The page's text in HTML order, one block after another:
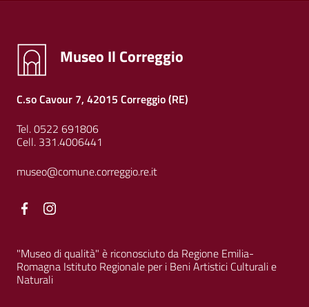
Museo Il Correggio
C.so Cavour 7, 42015 Correggio (RE)
Tel. 0522 691806
Cell. 331.4006441
museo@comune.correggio.re.it
Facebook
"Museo di qualità" è riconosciuto da Regione Emilia-
Romagna Istituto Regionale per i Beni Artistici Culturali e
Naturali